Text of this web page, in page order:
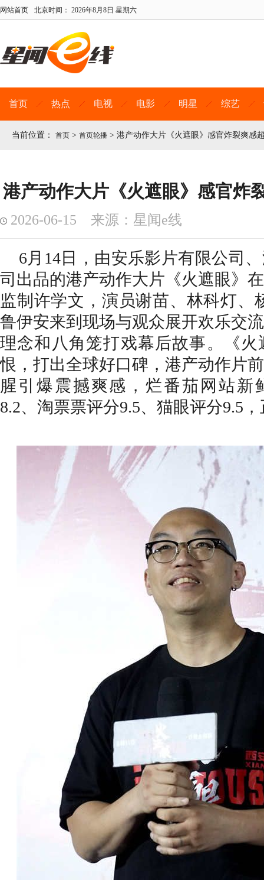
网站首页 北京时间： 2026年8月8日 星期六
首页 热点 电视 电影 明星 综艺
当前位置： 首页 > 首页轮播 > 港产动作大片《火遮眼》感官炸裂爽感
港产动作大片《火遮眼》感官炸
2026-06-15 来源：星闻e线
6月14日， 由安乐影片有限公司
司出品的港产动作大片《火遮眼》
监制许学文，演员谢苗、林科灯、
鲁伊安来到现场与观众展开欢乐交
理念和八角笼打戏幕后故事。《
恨，打出全球好口碑，港产动作片
腥引爆震撼爽感，烂番茄网站新
8.2、淘票票评分9.5、猫眼评分9.5